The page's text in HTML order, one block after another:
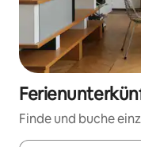
Finde und buche